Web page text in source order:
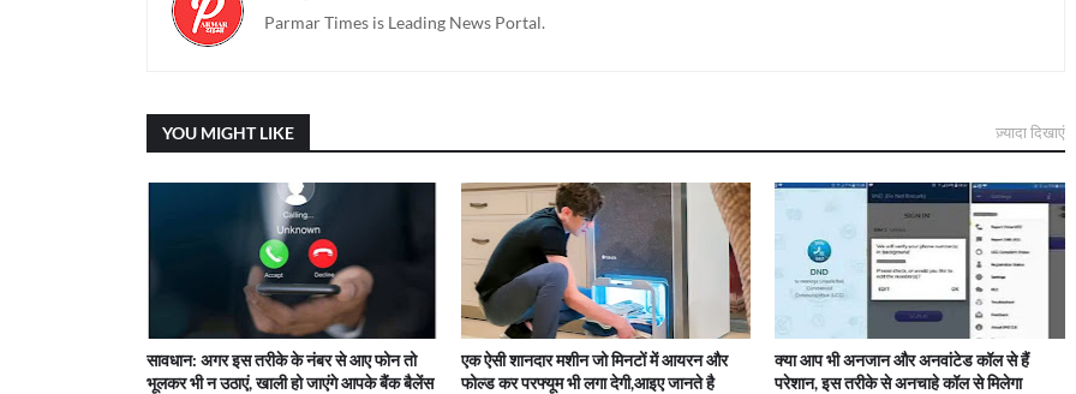
Parmar Times is Leading News Portal.
YOU MIGHT LIKE ज़्यादा दिखाएं
सावधान: अगर इस तरीके के नंबर से आए फोन तो
भूलकर भी न उठाएं, खाली हो जाएंगे आपके बैंक बैलेंस
एक ऐसी शानदार मशीन जो मिनटों में आयरन और
फोल्ड कर परफ्यूम भी लगा देगी,आइए जानते है
क्या आप भी अनजान और अनवांटेड कॉल से हैं
परेशान, इस तरीके से अनचाहे कॉल से मिलेगा